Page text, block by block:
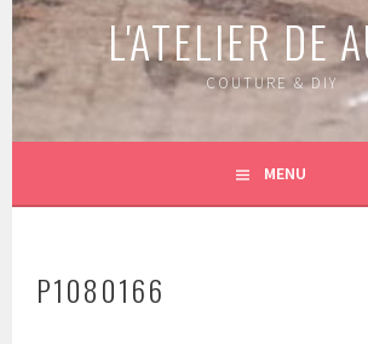
L'ATELIER DE
COUTURE & DIY
MENU
P1080166